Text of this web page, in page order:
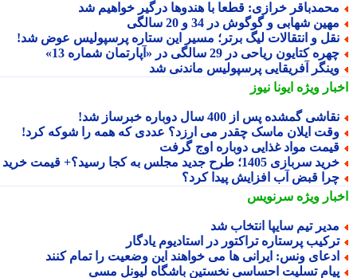
خرازی: قطعا با هندوها درگیر خواهیم شد
شهابی و گوگوش در 34 و 20 سالگی
و انتقالات لیگ برتر؛ مسیر این ستاره پرسپولیس عوض شد!
کتایون ریاحی در 29 سالگی در «آپارتمان شماره 13»
آفریقایی پرسپولیس ماندنی شد
ویژهایونا نیوز
گمشده پس از 400 سال دوباره خبرساز شد!
ایلان ماسک چقدر می ارزد؟ عددی که همه را شوکه کرد!
مواد غذایی دوباره اوج گرفت
سربازی 1405؛ طرح جدید مجلس به کجا رسید؟+ قیمت خرید
قبض آب افزایش پیدا کرد؟
ویژهسرنویس
تیم سایپا انتخاب شد
پرستاره تراکتور در استادیوم یادگار
ونس: ایرانی ها می خواهند این وضعیت را تمام کنند
تسلیت احساسی نخستین باشگاه لیونل مسی